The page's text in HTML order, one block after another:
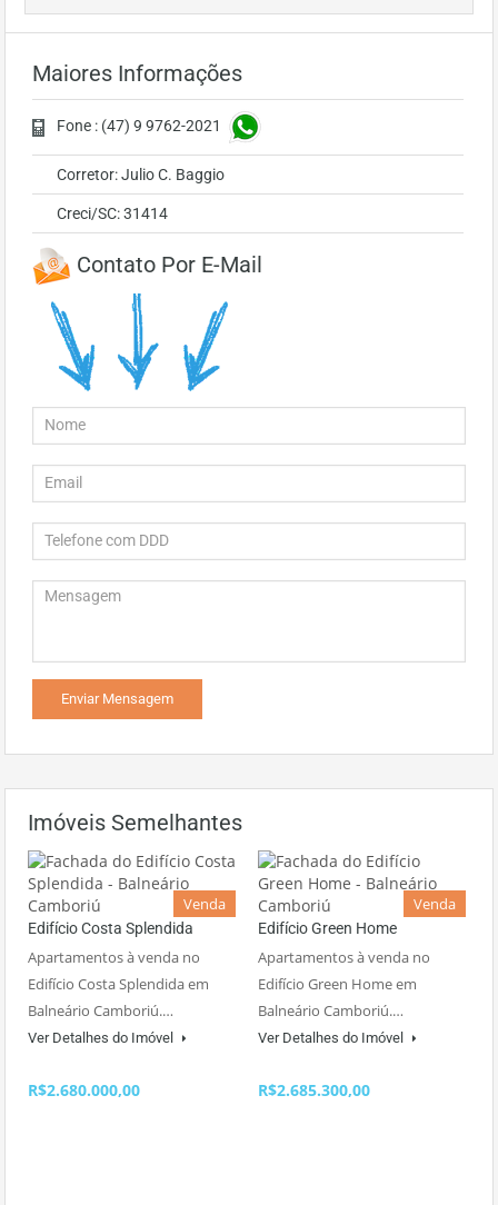
Maiores Informações
Fone : (47) 9 9762-2021
Corretor: Julio C. Baggio
Creci/SC: 31414
Contato Por E-Mail
Imóveis Semelhantes
Venda
Edifício Costa Splendida
Apartamentos à venda no
Edifício Costa Splendida em
Balneário Camboriú.…
Ver Detalhes do Imóvel
R$2.680.000,00
Venda
Edifício Green Home
Apartamentos à venda no
Edifício Green Home em
Balneário Camboriú.…
Ver Detalhes do Imóvel
R$2.685.300,00